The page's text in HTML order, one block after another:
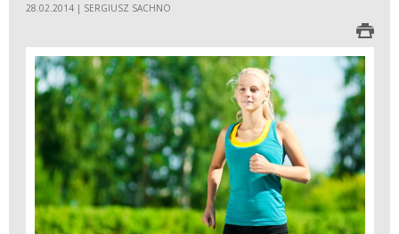
28.02.2014 | SERGIUSZ SACHNO